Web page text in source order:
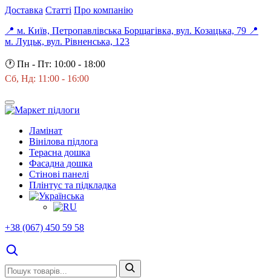
Доставка Статті Про компанію
📍 м. Київ, Петропавлівська Борщагівка, вул. Козацька, 79 📍
м. Луцьк, вул. Рівненська, 123
🕐 Пн - Пт: 10:00 - 18:00
Сб, Нд: 11:00 - 16:00
Ламінат
Вінілова підлога
Терасна дошка
Фасадна дошка
Стінові панелі
Плінтус та підкладка
+38 (067) 450 59 58